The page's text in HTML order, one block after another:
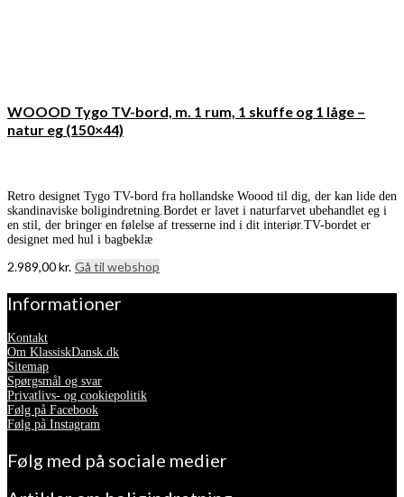
WOOOD Tygo TV-bord, m. 1 rum, 1 skuffe og 1 låge –
natur eg (150×44)
Retro designet Tygo TV-bord fra hollandske Woood til dig, der kan lide den
skandinaviske boligindretning.Bordet er lavet i naturfarvet ubehandlet eg i
en stil, der bringer en følelse af tresserne ind i dit interiør.TV-bordet er
designet med hul i bagbeklæ
2.989,00kr. Gå til webshop
Informationer
Kontakt
Om KlassiskDansk.dk
Sitemap
Spørgsmål og svar
Privatlivs- og cookiepolitik
Følg på Facebook
Følg på Instagram
Følg med på sociale medier